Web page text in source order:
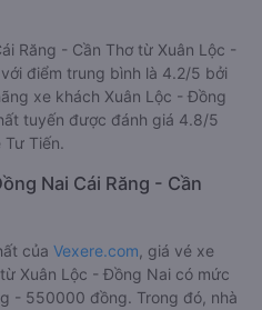
Răng - Cần Thơ từ Xuân Lộc -
điểm trung bình là 4.2/5 bởi
xe khách Xuân Lộc - Đồng
tuyến được đánh giá 4.8/5
Tiến.
Nai Cái Răng - Cần
của Vexere.com , giá vé xe
Xuân Lộc - Đồng Nai có mức
- 550000 đồng. Trong đó, nhà